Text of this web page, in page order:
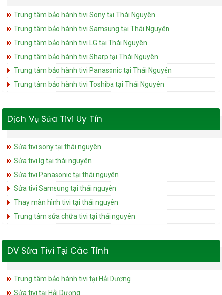
Trung tâm bảo hành tivi Sony tại Thái Nguyên
Trung tâm bảo hành tivi Samsung tại Thái Nguyên
Trung tâm bảo hành tivi LG tại Thái Nguyên
Trung tâm bảo hành tivi Sharp tại Thái Nguyên
Trung tâm bảo hành tivi Panasonic tại Thái Nguyên
Trung tâm bảo hành tivi Toshiba tại Thái Nguyên
Dịch Vụ Sửa Tivi Uy Tín
Sửa tivi sony tại thái nguyên
Sửa tivi lg tại thái nguyên
Sửa tivi Panasonic tại thái nguyên
Sửa tivi Samsung tại thái nguyên
Thay màn hình tivi tại thái nguyên
Trung tâm sửa chữa tivi tại thái nguyên
DV Sửa Tivi Tại Các Tỉnh
Trung tâm bảo hành tivi tại Hải Dương
Sửa tivi tại Hải Dương